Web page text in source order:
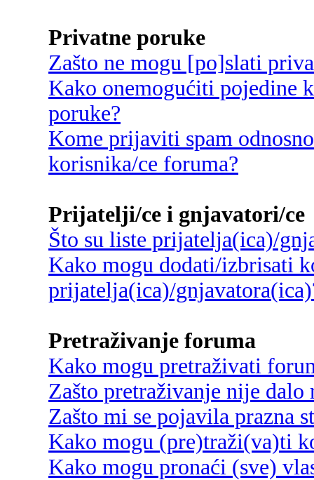
Privatne poruke
Zašto ne mogu [po]slati
Kako onemogućiti pojedine
poruke?
Kome prijaviti spam
korisnika/ce foruma?
Prijatelji/ce i gnjavatori/ce
Što su liste prijatelja(ica)/
Kako mogu dodati/izbrisati
prijatelja(ica)/
Pretraživanje foruma
Kako mogu pretraživati
Zašto pretraživanje nije dalo
Zašto mi se pojavila prazna
Kako mogu (pre)traži(va)ti
Kako mogu pronaći (sve)